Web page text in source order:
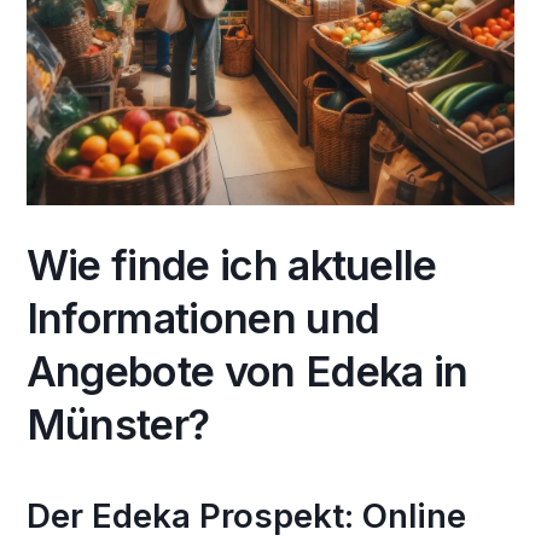
Wie finde ich aktuelle
Informationen und
Angebote von Edeka in
Münster?
Der Edeka Prospekt: Online